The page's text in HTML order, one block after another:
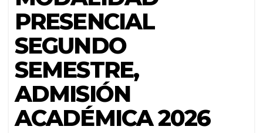
PRESENCIAL
SEGUNDO
SEMESTRE,
ADMISIÓN
ACADÉMICA 2026